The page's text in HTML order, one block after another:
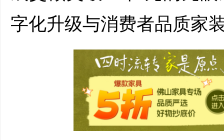
字化升级与消费者品质家